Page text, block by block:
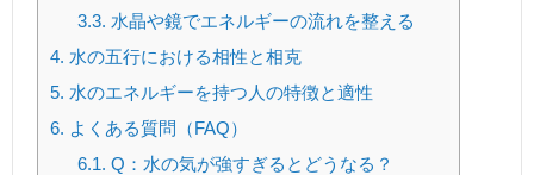
3.3. 水晶や鏡でエネルギーの流れを整える
4. 水の五行における相性と相克
5. 水のエネルギーを持つ人の特徴と適性
6. よくある質問（FAQ）
6.1. Q：水の気が強すぎるとどうなる？